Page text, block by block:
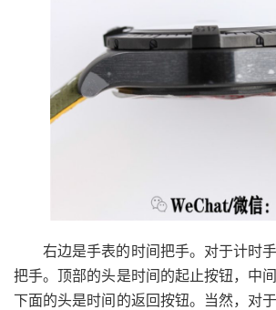
右边是手表的时间把手。对于计时
把手。顶部的头是时间的起止按钮，中
下面的头是时间的返回按钮。当然，对